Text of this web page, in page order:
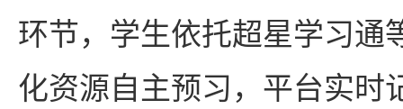
环节，学生依托超星学习通
化资源自主预习，平台实时